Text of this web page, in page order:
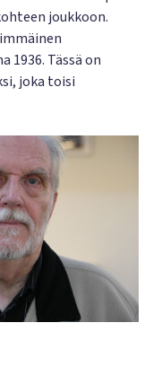
joukkoon.
1936. Tässä on
joka toisi